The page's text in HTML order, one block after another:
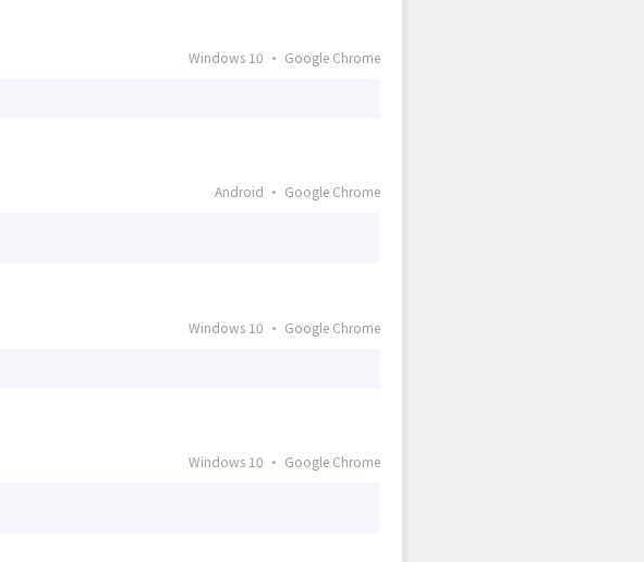
Windows 10 · Google Chrome
Android · Google Chrome
Windows 10 · Google Chrome
Windows 10 · Google Chrome